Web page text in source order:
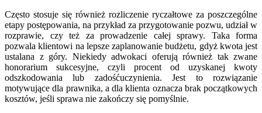
Często stosuje się również rozliczenie ryczałtowe za poszczególne
etapy postępowania, na przykład za przygotowanie pozwu, udział w
rozprawie, czy też za prowadzenie całej sprawy. Taka forma
pozwala klientowi na lepsze zaplanowanie budżetu, gdyż kwota jest
ustalana z góry. Niekiedy adwokaci oferują również tak zwane
honorarium sukcesyjne, czyli procent od uzyskanej kwoty
odszkodowania lub zadośćuczynienia. Jest to rozwiązanie
motywujące dla prawnika, a dla klienta oznacza brak początkowych
kosztów, jeśli sprawa nie zakończy się pomyślnie.